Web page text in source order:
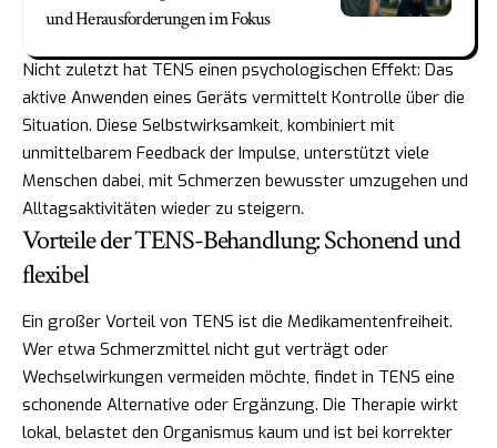
und Herausforderungen im Fokus
Nicht zuletzt hat TENS einen psychologischen Effekt: Das
aktive Anwenden eines Geräts vermittelt Kontrolle über die
Situation. Diese Selbstwirksamkeit, kombiniert mit
unmittelbarem Feedback der Impulse, unterstützt viele
Menschen dabei, mit Schmerzen bewusster umzugehen und
Alltagsaktivitäten wieder zu steigern.
Vorteile der TENS-Behandlung: Schonend und
flexibel
Ein großer Vorteil von TENS ist die Medikamentenfreiheit.
Wer etwa Schmerzmittel nicht gut verträgt oder
Wechselwirkungen vermeiden möchte, findet in TENS eine
schonende Alternative oder Ergänzung. Die Therapie wirkt
lokal, belastet den Organismus kaum und ist bei korrekter